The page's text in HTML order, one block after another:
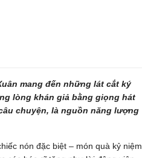
mang đến những lát cắt ký
lòng khán giả bằng giọng hát
chuyện, là nguồn năng lượng
nón đặc biệt – món quà kỷ niệm